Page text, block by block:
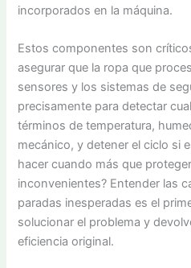
incorporados en la máquina.
Estos componentes son
asegurar que la ropa que
sensores y los sistemas de
precisamente para detectar
términos de temperatura,
mecánico, y detener el ciclo si
hacer cuando más que
inconvenientes? Entender las
paradas inesperadas es el
solucionar el problema y
eficiencia original.